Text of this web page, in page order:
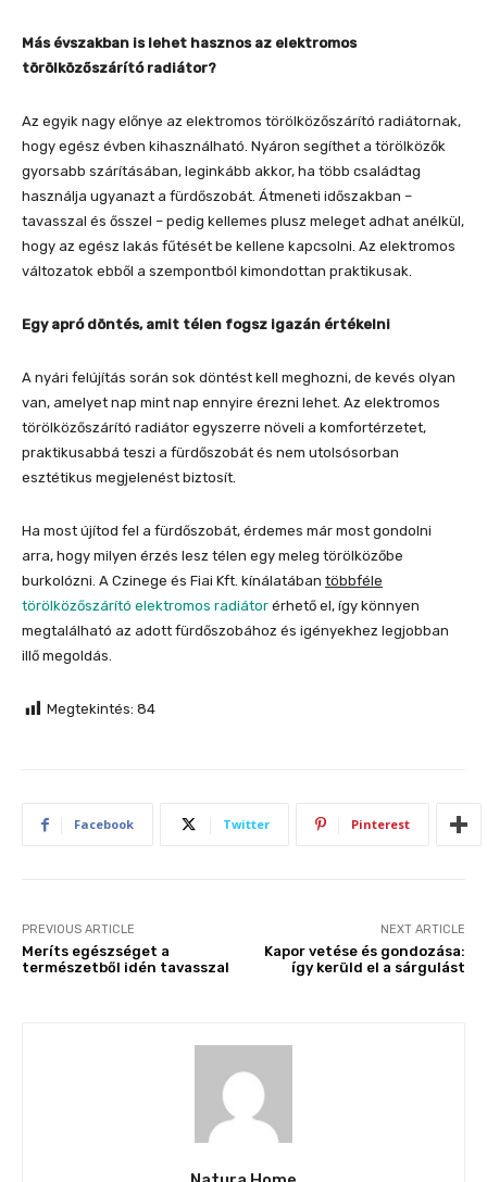
Más évszakban is lehet hasznos az elektromos
törölközőszárító radiátor?
Az egyik nagy előnye az elektromos törölközőszárító radiátornak,
hogy egész évben kihasználható. Nyáron segíthet a törölközők
gyorsabb szárításában, leginkább akkor, ha több családtag
használja ugyanazt a fürdőszobát. Átmeneti időszakban –
tavasszal és ősszel – pedig kellemes plusz meleget adhat anélkül,
hogy az egész lakás fűtését be kellene kapcsolni. Az elektromos
változatok ebből a szempontból kimondottan praktikusak.
Egy apró döntés, amit télen fogsz igazán értékelni
A nyári felújítás során sok döntést kell meghozni, de kevés olyan
van, amelyet nap mint nap ennyire érezni lehet. Az elektromos
törölközőszárító radiátor egyszerre növeli a komfortérzetet,
praktikusabbá teszi a fürdőszobát és nem utolsósorban
esztétikus megjelenést biztosít.
Ha most újítod fel a fürdőszobát, érdemes már most gondolni
arra, hogy milyen érzés lesz télen egy meleg törölközőbe
burkolózni. A Czinege és Fiai Kft. kínálatában többféle
törölközőszárító elektromos radiátor érhető el, így könnyen
megtalálható az adott fürdőszobához és igényekhez legjobban
illő megoldás.
Megtekintés: 84
Facebook Twitter Pinterest
PREVIOUS ARTICLE
Meríts egészséget a
természetből idén tavasszal
NEXT ARTICLE
Kapor vetése és gondozása:
így kerüld el a sárgulást